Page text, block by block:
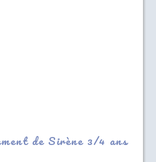
de Sirène 3/4 ans